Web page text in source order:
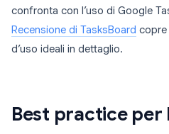
confronta con l’uso di Google
Recensione di TasksBoard copre
d’uso ideali in dettaglio.
Best practice per